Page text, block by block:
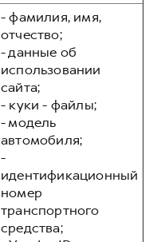
- фамилия, имя,
отчество;
- данные об
использовании
сайта;
- куки - файлы;
- модель
автомобиля;
-
идентификационный
номер
транспортного
средства;